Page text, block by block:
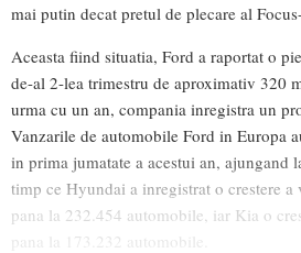
mai putin decat pretul de plecare al
Aceasta fiind situatia, Ford a raportat o
de-al 2-lea trimestru de aproximativ 320
urma cu un an, compania inregistra un
Vanzarile de automobile Ford in Europa
in prima jumatate a acestui an, ajungand
timp ce Hyundai a inregistrat o crestere
pana la 232.454 automobile, iar Kia o
pana la 173.232 automobile.